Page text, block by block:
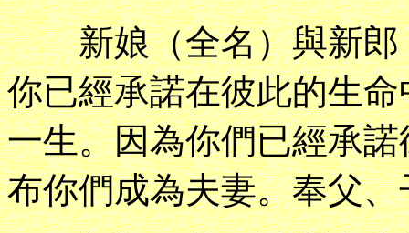
新娘（全名）與新郎
你已經承諾在彼此的生
一生。因為你們已經承
布你們成為夫妻。奉父